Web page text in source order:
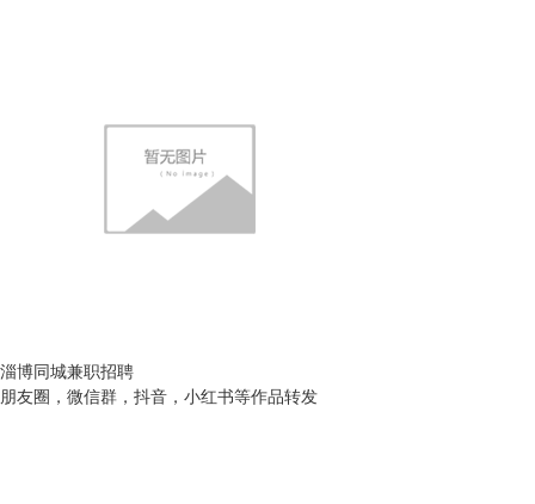
淄博同城兼职招聘
朋友圈，微信群，抖音，小红书等作品转发